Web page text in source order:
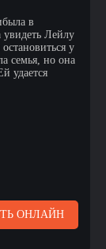
в
увидеть Лейлу
у
семья, но она
удается
ОНЛАЙН